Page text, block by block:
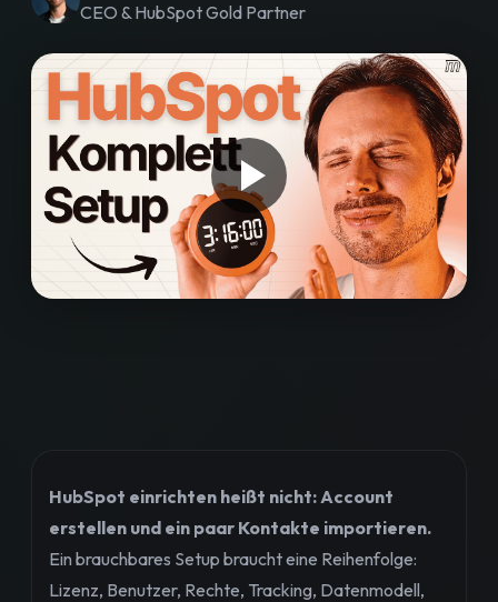
Blog
Bewertungen
Strategiegespräch buchen
CEO & HubSpot Gold Partner
HubSpot einrichten heißt nicht: Account
erstellen und ein paar Kontakte importieren.
Ein brauchbares Setup braucht eine Reihenfolge:
Lizenz, Benutzer, Rechte, Tracking, Datenmodell,